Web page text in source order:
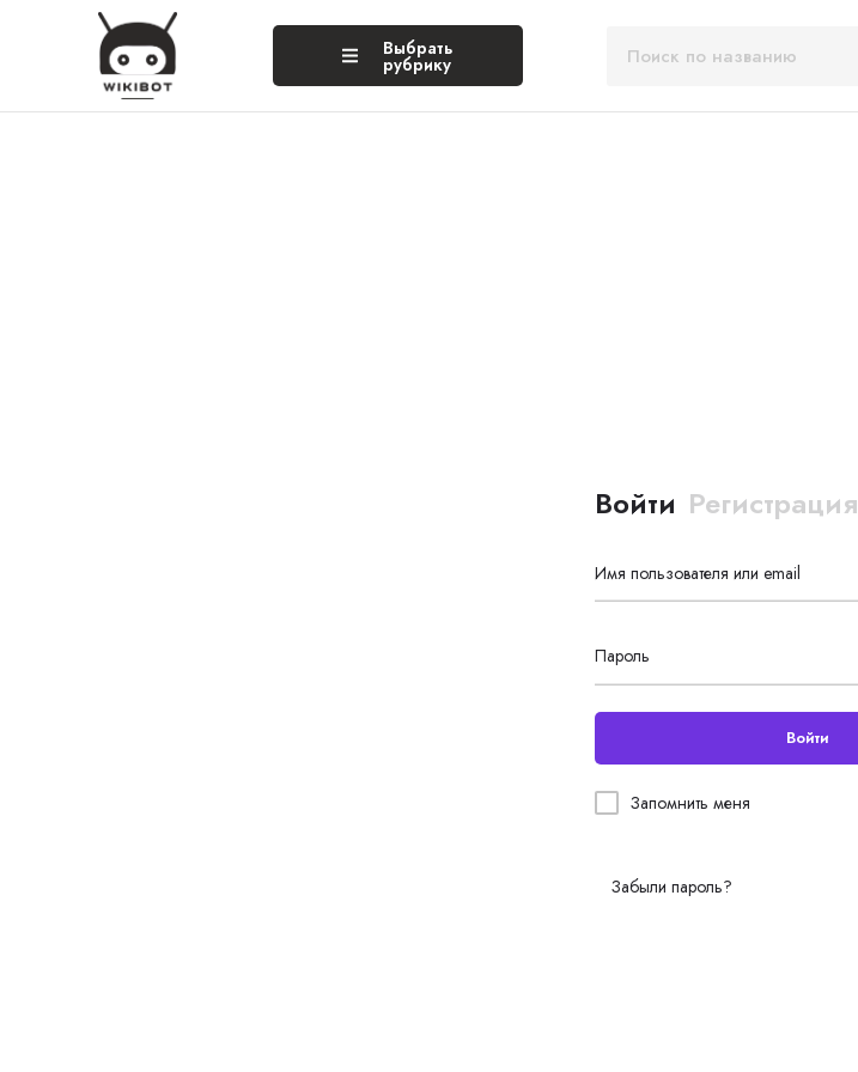
Выбрать
рубрику
Войти Регистрация
Имя пользователя или email
Пароль
Войти
Запомнить меня
Забыли пароль?